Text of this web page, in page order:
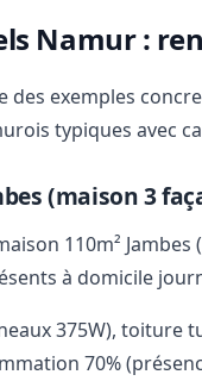
Namur :
des exemples
typiques avec
(maison 3
110m²
à domicile
375W), toiture
70%